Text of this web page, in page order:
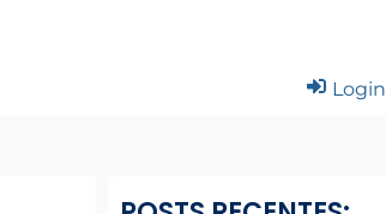
Login